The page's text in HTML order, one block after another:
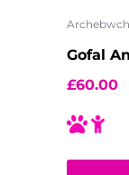
Gofal
£60.00